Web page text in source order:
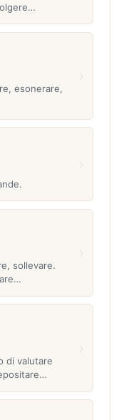
esonerare,
sollevare.
di valutare